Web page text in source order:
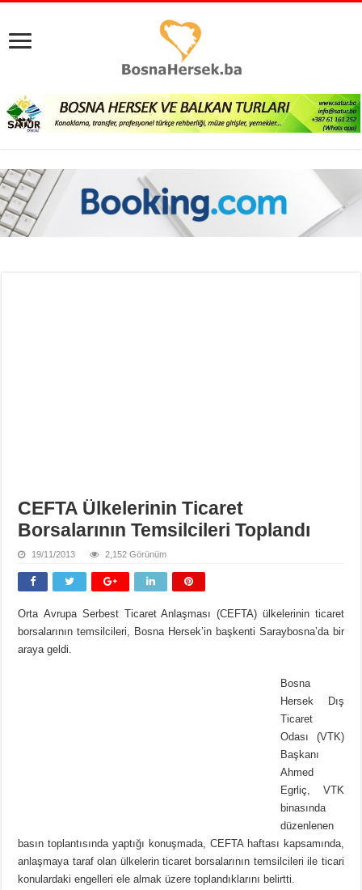
CEFTA Ülkelerinin Ticaret
Borsalarının Temsilcileri Toplandı
19/11/2013 2,152 Görünüm
Orta Avrupa Serbest Ticaret Anlaşması (CEFTA) ülkelerinin ticaret
borsalarının temsilcileri, Bosna Hersek’in başkenti Saraybosna’da bir
araya geldi.
Bosna
Hersek Dış
Ticaret
Odası (VTK)
Başkanı
Ahmed
Egrliç, VTK
binasında
düzenlenen
basın toplantısında yaptığı konuşmada, CEFTA haftası kapsamında,
anlaşmaya taraf olan ülkelerin ticaret borsalarının temsilcileri ile ticari
konulardaki engelleri ele almak üzere toplandıklarını belirtti.